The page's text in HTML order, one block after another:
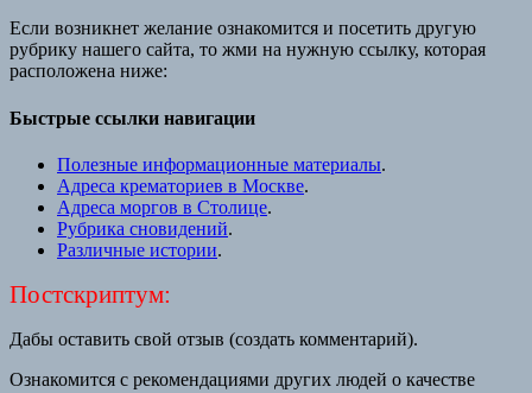
Если возникнет желание ознакомится и посетить другую
рубрику нашего сайта, то жми на нужную ссылку, которая
расположена ниже:
Быстрые ссылки навигации
Полезные информационные материалы.
Адреса крематориев в Москве.
Адреса моргов в Столице.
Рубрика сновидений.
Различные истории.
Постскриптум:
Дабы оставить свой отзыв (создать комментарий).
Ознакомится с рекомендациями других людей о качестве